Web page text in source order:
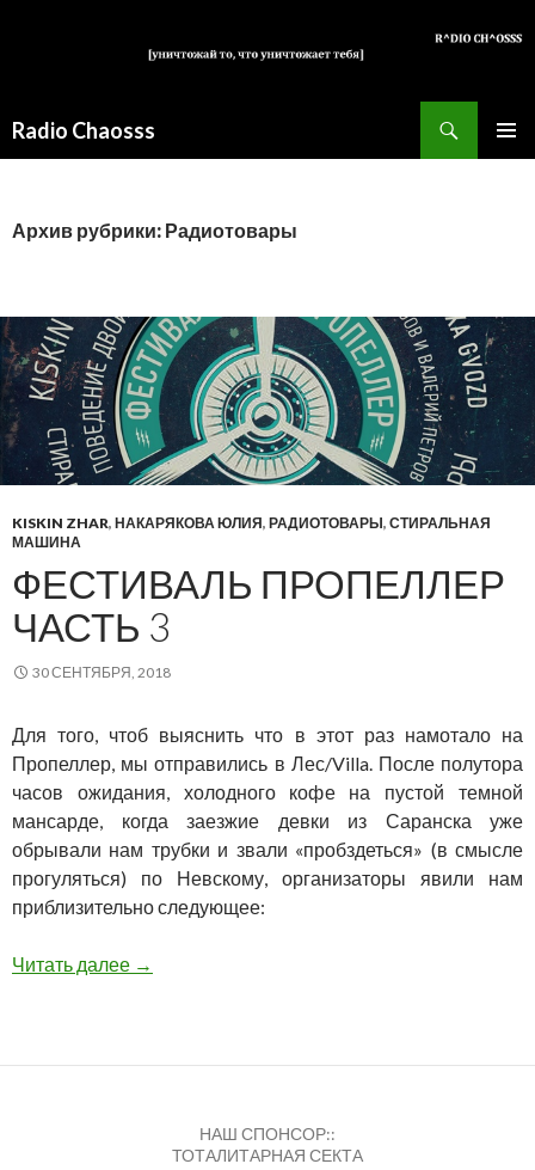
Radio Chaosss
Архив рубрики: Радиотовары
KISKIN ZHAR, НАКАРЯКОВА ЮЛИЯ, РАДИОТОВАРЫ, СТИРАЛЬНАЯ
МАШИНА
ФЕСТИВАЛЬ ПРОПЕЛЛЕР
ЧАСТЬ 3
30 СЕНТЯБРЯ, 2018
Для того, чтоб выяснить что в этот раз намотало на
Пропеллер, мы отправились в Лес/Villa. После полутора
часов ожидания, холодного кофе на пустой темной
мансарде, когда заезжие девки из Саранска уже
обрывали нам трубки и звали «пробздеться» (в смысле
прогуляться) по Невскому, организаторы явили нам
приблизительно следующее:
Читать далее Фестиваль ПРОПЕЛЛЕР Часть 3
→
НАШ СПОНСОР::
ТОТАЛИТАРНАЯ СЕКТА